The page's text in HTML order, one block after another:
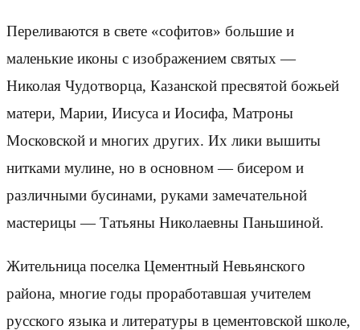
Переливаются в свете «софитов» большие и
маленькие иконы с изображением святых —
Николая Чудотворца, Казанской пресвятой божьей
матери, Марии, Иисуса и Иосифа, Матроны
Московской и многих других. Их лики вышиты
нитками мулине, но в основном — бисером и
различными бусинами, руками замечательной
мастерицы — Татьяны Николаевны Паньшиной.
Жительница поселка Цементный Невьянского
района, многие годы проработавшая учителем
русского языка и литературы в цементовской школе,